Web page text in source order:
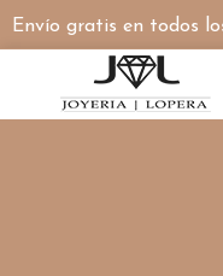
Envío gratis en todos